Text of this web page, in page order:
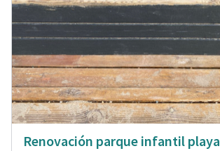
Renovación parque infantil playa